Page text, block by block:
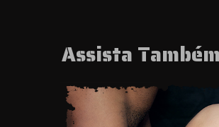
Assista Também